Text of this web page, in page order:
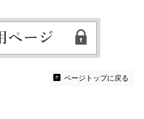
ページトップに戻る